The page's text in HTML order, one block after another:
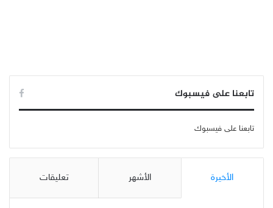
تابعنا على فيسبوك
تابعنا على فيسبوك
الأخيرة الأشهر تعليقات